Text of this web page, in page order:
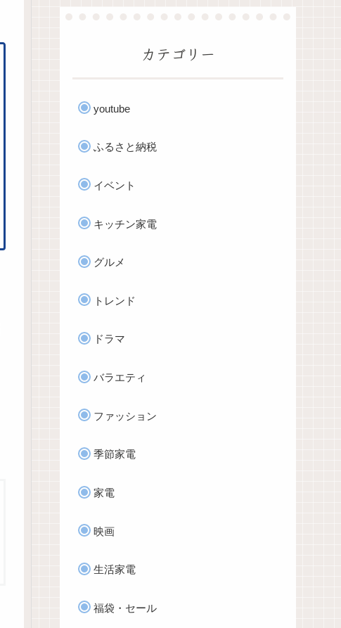
カテゴリー
youtube
ふるさと納税
イベント
キッチン家電
グルメ
トレンド
ドラマ
バラエティ
ファッション
季節家電
家電
映画
生活家電
福袋・セール